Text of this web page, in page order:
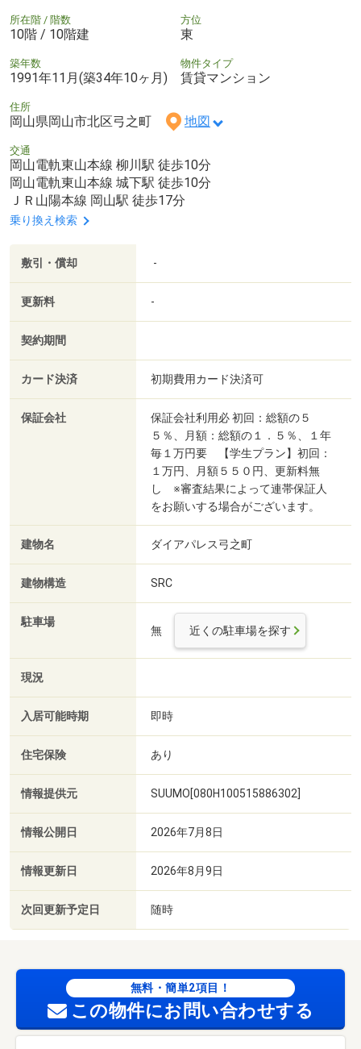
所在階 / 階数
10階 / 10階建
方位
東
築年数
1991年11月(築34年10ヶ月)
物件タイプ
賃貸マンション
住所
岡山県岡山市北区弓之町 地図
交通
岡山電軌東山本線 柳川駅 徒歩10分
岡山電軌東山本線 城下駅 徒歩10分
ＪＲ山陽本線 岡山駅 徒歩17分
乗り換え検索
敷引・償却 -
更新料 -
契約期間
カード決済 初期費用カード決済可
保証会社
保証会社利用必 初回：総額の５
５％、月額：総額の１．５％、１年
毎１万円要 【学生プラン】初回：
１万円、月額５５０円、更新料無
し ※審査結果によって連帯保証人
をお願いする場合がございます。
建物名 ダイアパレス弓之町
建物構造 SRC
駐車場
無 近くの駐車場を探す
現況
入居可能時期 即時
住宅保険 あり
情報提供元 SUUMO[080H100515886302]
情報公開日 2026年7月8日
情報更新日 2026年8月9日
次回更新予定日 随時
無料・簡単2項目！
この物件にお問い合わせする